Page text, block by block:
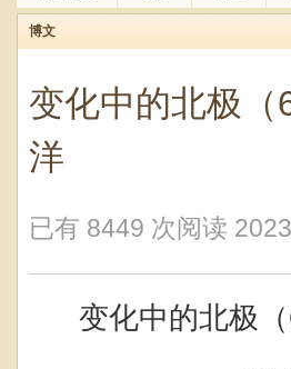
博文
变化中的北极（
洋
已有 8449 次阅读
变化中的北极（